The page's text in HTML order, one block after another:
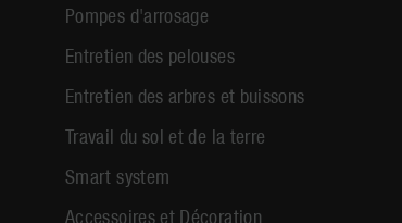
Pompes d'arrosage
Entretien des pelouses
Entretien des arbres et buissons
Travail du sol et de la terre
Smart system
Accessoires et Décoration